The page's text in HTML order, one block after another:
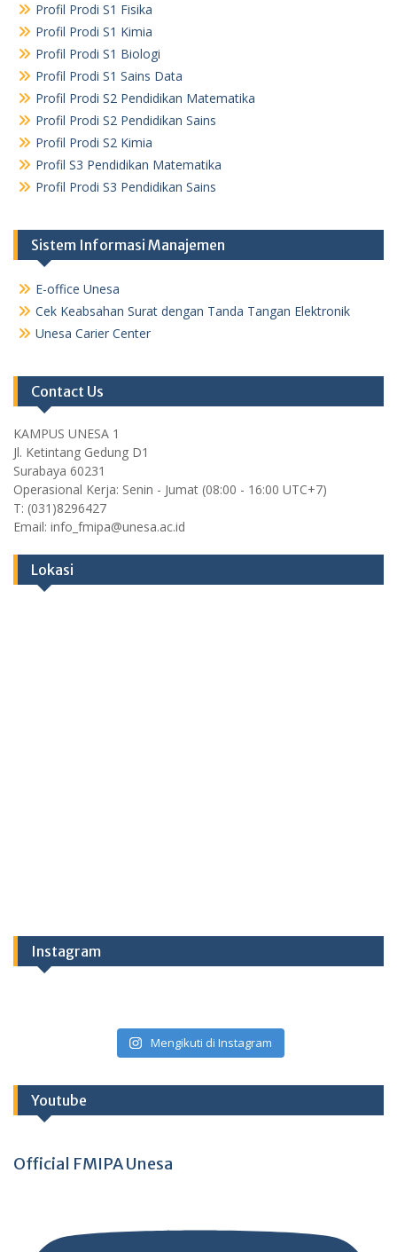
Profil Prodi S1 Fisika
Profil Prodi S1 Kimia
Profil Prodi S1 Biologi
Profil Prodi S1 Sains Data
Profil Prodi S2 Pendidikan Matematika
Profil Prodi S2 Pendidikan Sains
Profil Prodi S2 Kimia
Profil S3 Pendidikan Matematika
Profil Prodi S3 Pendidikan Sains
Sistem Informasi Manajemen
E-office Unesa
Cek Keabsahan Surat dengan Tanda Tangan Elektronik
Unesa Carier Center
Contact Us
KAMPUS UNESA 1
Jl. Ketintang Gedung D1
Surabaya 60231
Operasional Kerja: Senin - Jumat (08:00 - 16:00 UTC+7)
T: (031)8296427
Email: info_fmipa@unesa.ac.id
Lokasi
Instagram
Mengikuti di Instagram
Youtube
Official FMIPA Unesa